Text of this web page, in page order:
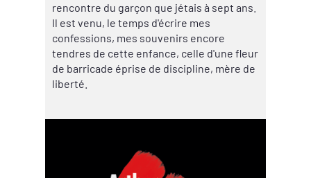
rencontre du garçon que jétais à sept ans.
Il est venu, le temps d'écrire mes
confessions, mes souvenirs encore
tendres de cette enfance, celle d'une fleur
de barricade éprise de discipline, mère de
liberté.